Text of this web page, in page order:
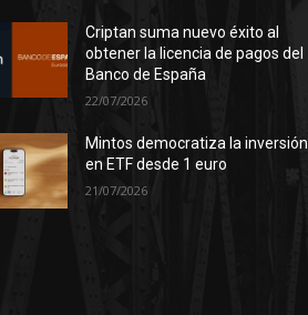
Criptan suma nuevo éxito al
obtener la licencia de pagos del
Banco de España
22/07/2026
Mintos democratiza la inversión
en ETF desde 1 euro
21/07/2026